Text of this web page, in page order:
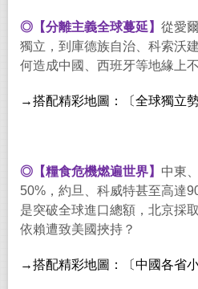
◎【分離主義全球蔓延】 從愛
獨立，到庫德族自治、科索沃
何造成中國、西班牙等地緣上
→搭配精彩地圖：〔全球獨立勢
◎【糧食危機燃遍世界】 中東
50%，約旦、科威特甚至高達
是突破全球進口總額，北京採
依賴遭致美國挾持？
→搭配精彩地圖：〔中國各省